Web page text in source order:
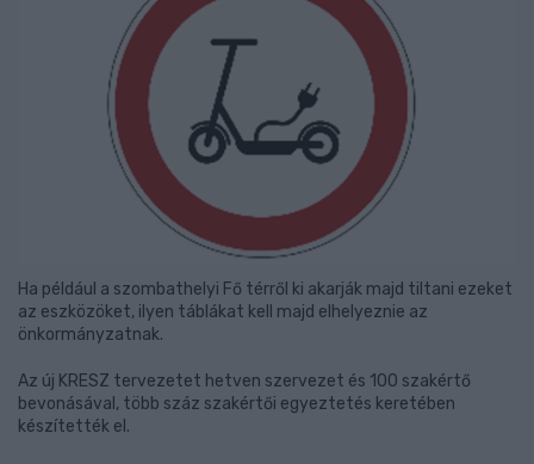
Ha például a szombathelyi Fő térről ki akarják majd tiltani ezeket
az eszközöket, ilyen táblákat kell majd elhelyeznie az
önkormányzatnak.
Az új KRESZ tervezetet hetven szervezet és 100 szakértő
bevonásával, több száz szakértői egyeztetés keretében
készítették el.